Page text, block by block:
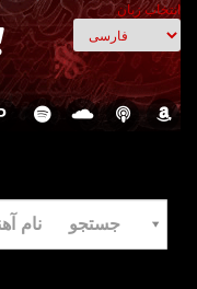
انتخاب زبان
جستجو نام